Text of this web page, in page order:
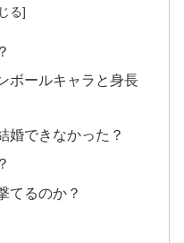
ボールキャラと身長
婚できなかった？
てるのか？